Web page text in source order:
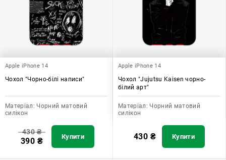
Apple iPhone 14
Чохол "Чорно-білі написи"
Матеріал: Чорний матовий
силікон
430₴
390 ₴ Купити
Apple iPhone 14
Чохол "Jujutsu Kaisen чорно-
білий арт"
Матеріал: Чорний матовий
силікон
430 ₴ Купити